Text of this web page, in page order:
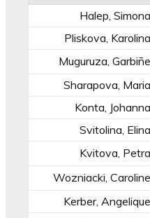
Halep, Simona
Pliskova, Karolina
Muguruza, Garbiñe
Sharapova, Maria
Konta, Johanna
Svitolina, Elina
Kvitova, Petra
Wozniacki, Caroline
Kerber, Angelique